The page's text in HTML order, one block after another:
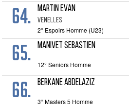
64. MARTIN EVAN
VENELLES
2° Espoirs Homme (U23)
65. MANIVET SEBASTIEN
12° Seniors Homme
66. BERKANE ABDELAZIZ
3° Masters 5 Homme